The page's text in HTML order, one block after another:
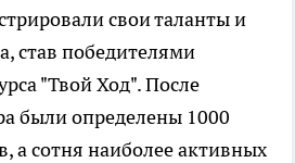
свои таланты и
став победителями
"Твой Ход". После
были определены 1000
а сотня наиболее активных